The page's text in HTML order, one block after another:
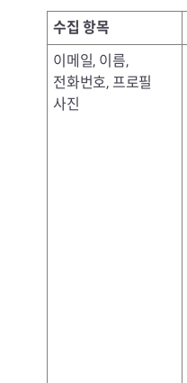
수집 항목
이메일, 이름,
전화번호, 프로필
사진